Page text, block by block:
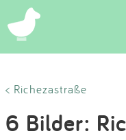
< Richezastraße
6 Bilder: